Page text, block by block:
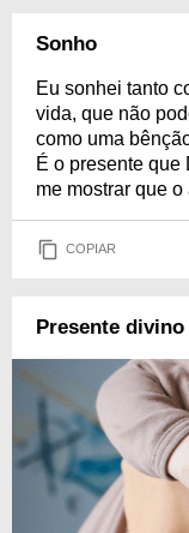
Sonho
Eu sonhei tanto
vida, que não
como uma
É o presente que
me mostrar que
COPIAR
Presente divino